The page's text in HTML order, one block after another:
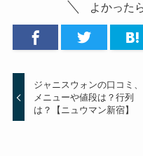
よかった
ジャニスウォンの口コミ、
メニューや値段は？行列
は？【ニュウマン新宿】